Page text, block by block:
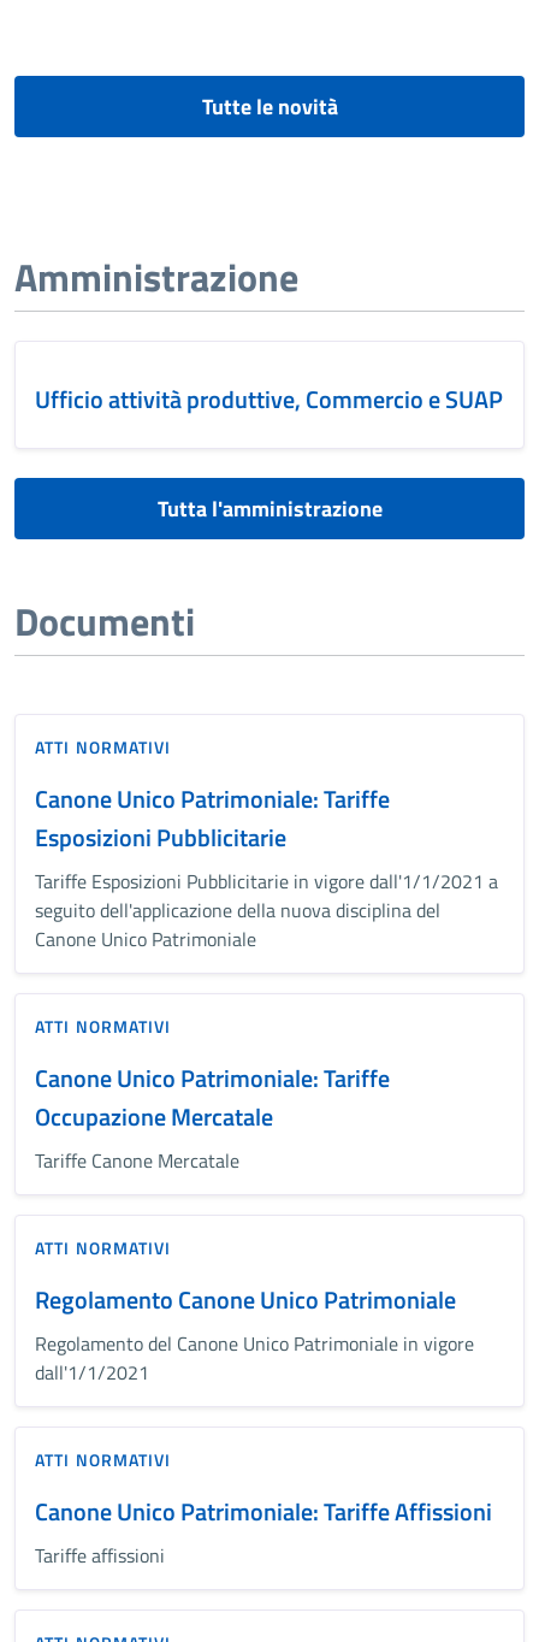
Tutte le novità
Amministrazione
Ufficio attività produttive, Commercio e SUAP
Tutta l'amministrazione
Documenti
ATTI NORMATIVI
Canone Unico Patrimoniale: Tariffe
Esposizioni Pubblicitarie
Tariffe Esposizioni Pubblicitarie in vigore dall'1/1/2021 a
seguito dell'applicazione della nuova disciplina del
Canone Unico Patrimoniale
ATTI NORMATIVI
Canone Unico Patrimoniale: Tariffe
Occupazione Mercatale
Tariffe Canone Mercatale
ATTI NORMATIVI
Regolamento Canone Unico Patrimoniale
Regolamento del Canone Unico Patrimoniale in vigore
dall'1/1/2021
ATTI NORMATIVI
Canone Unico Patrimoniale: Tariffe Affissioni
Tariffe affissioni